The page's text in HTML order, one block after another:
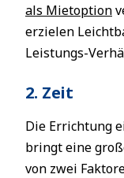
als Mietoption
erzielen
Leistungs-
2. Zeit
Die Errichtung
bringt eine
von zwei